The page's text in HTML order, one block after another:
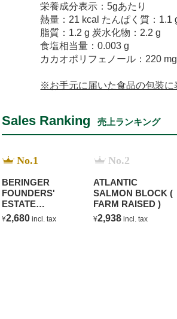
栄養成分表示：5gあたり
熱量：21 kcal たんぱく質：1.1
脂質：1.2 g 炭水化物：2.2 g
食塩相当量：0.003 g
カカオポリフェノール：220 mg
※お手元に届いた食品の包装に
Sales Ranking 売上ランキング
No.1
BERINGER
FOUNDERS'
ESTATE
CHARDONNAY
¥2,680 incl. tax
No.2
ATLANTIC
SALMON BLOCK (
FARM RAISED )
¥2,938 incl. tax